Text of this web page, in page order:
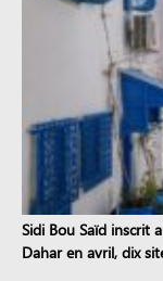
Sidi Bou Saïd inscrit
Dahar en avril, dix